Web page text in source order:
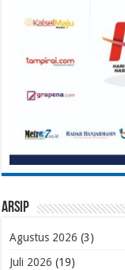
Arsip
Agustus 2026 (3)
Juli 2026 (19)